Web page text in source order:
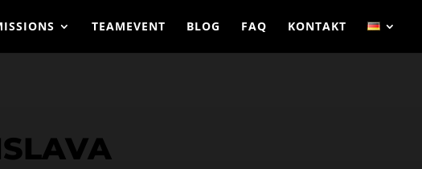
TEAMEVENT BLOG FAQ KONTAKT